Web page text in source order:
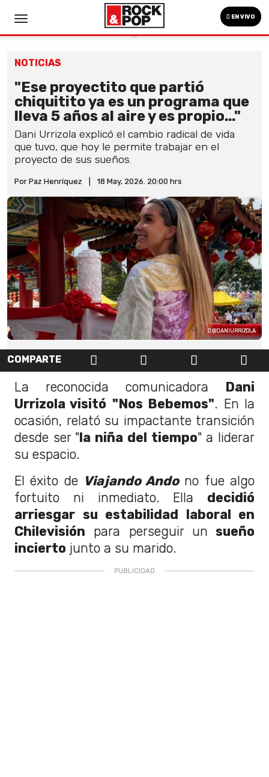
EN VIVO
NOTICIAS
"Ese proyectito que partió
chiquitito ya es un programa que
lleva 5 años al aire y es propio..."
Dani Urrizola explicó el cambio radical de vida
que tuvo, que hoy le permite trabajar en el
proyecto de sus sueños.
Por Paz Henríquez 18 May, 2026. 20:00 hrs
@DANIURRIZOLA
COMPARTE
La reconocida comunicadora Dani
Urrizola visitó "Nos Bebemos". En la
ocasión, relató su impactante transición
desde ser "la niña del tiempo" a liderar
su espacio.
El éxito de Viajando Andono fue algo
fortuito ni inmediato. Ella decidió
arriesgar su estabilidad laboral en
Chilevisión para perseguir un sueño
incierto junto a su marido.